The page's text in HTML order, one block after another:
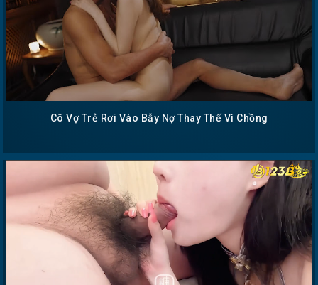
Cô Vợ Trẻ Rơi Vào Bẫy Nợ Thay Thế Vì Chồng